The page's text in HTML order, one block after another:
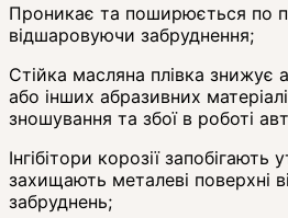
Проникає та поширюється по
відшаровуючи забруднення;
Стійка масляна плівка знижує
або інших абразивних
зношування та збої в роботі
Інгібітори корозії запобігають
захищають металеві поверхні
забруднень;